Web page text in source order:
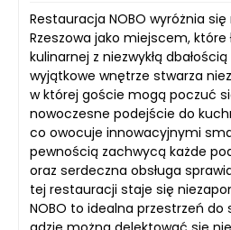
Restauracja NOBO wyróżnia
Rzeszowa jako miejscem, które
kulinarnej z niezwykłą
wyjątkowe wnętrze stwarza
w której goście mogą poczuć
nowoczesne podejście do
co owocuje innowacyjnymi
pewnością zachwycą każde
oraz serdeczna obsługa
tej restauracji staje się
NOBO to idealna przestrzeń do